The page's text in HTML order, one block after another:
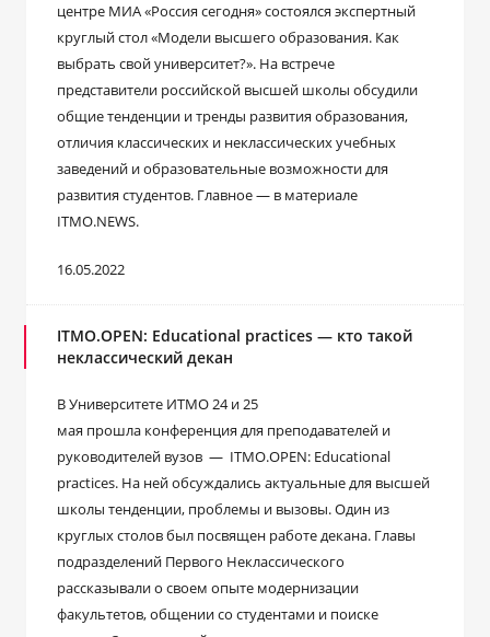
центре МИА «Россия сегодня» состоялся экспертный
круглый стол «Модели высшего образования. Как
выбрать свой университет?». На встрече
представители российской высшей школы обсудили
общие тенденции и тренды развития образования,
отличия классических и неклассических учебных
заведений и образовательные возможности для
развития студентов. Главное ― в материале
ITMO.NEWS.
16.05.2022
ITMO.OPEN: Educational practices — кто такой
неклассический декан
В Университете ИТМО 24 и 25
мая прошла конференция для преподавателей и
руководителей вузов — ITMO.OPEN: Educational
practices. На ней обсуждались актуальные для высшей
школы тенденции, проблемы и вызовы. Один из
круглых столов был посвящен работе декана. Главы
подразделений Первого Неклассического
рассказывали о своем опыте модернизации
факультетов, общении со студентами и поиске